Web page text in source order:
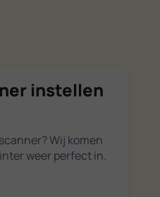
instellen
Wij komen
weer perfect in.